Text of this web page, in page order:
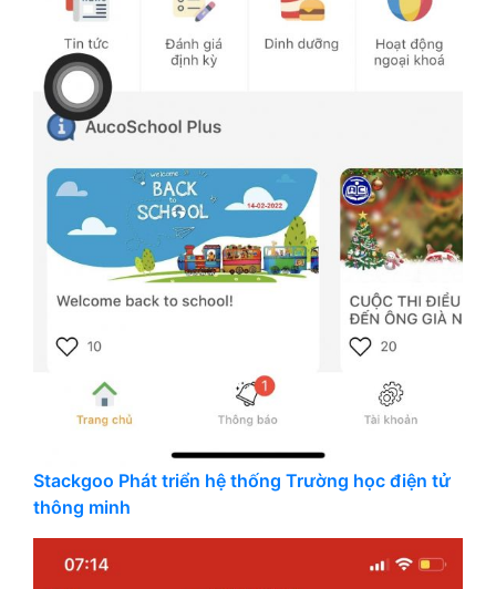
Stackgoo Phát triển hệ thống Trường học điện tử
thông minh